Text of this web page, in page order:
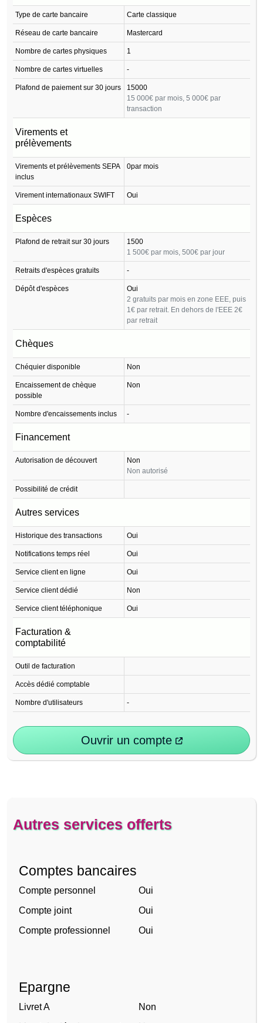
Type de carte bancaire Carte classique
Réseau de carte bancaire Mastercard
Nombre de cartes physiques 1
Nombre de cartes virtuelles -
Plafond de paiement sur 30 jours
15000
15 000€ par mois, 5 000€ par
transaction
Virements et
prélèvements
Virements et prélèvements SEPA
inclus
0par mois
Virement internationaux SWIFT Oui
Espèces
Plafond de retrait sur 30 jours
1500
1 500€ par mois, 500€ par jour
Retraits d'espèces gratuits -
Dépôt d'espèces
Oui
2 gratuits par mois en zone EEE, puis
1€ par retrait. En dehors de l'EEE 2€
par retrait
Chèques
Chéquier disponible Non
Encaissement de chèque
possible
Non
Nombre d'encaissements inclus -
Financement
Autorisation de découvert
Non
Non autorisé
Possibilité de crédit
Autres services
Historique des transactions Oui
Notifications temps réel Oui
Service client en ligne Oui
Service client dédié Non
Service client téléphonique Oui
Facturation &
comptabilité
Outil de facturation
Accès dédié comptable
Nombre d'utilisateurs -
Ouvrir un compte
Autres services offerts
Comptes bancaires
Compte personnel
Oui
Compte joint
Oui
Compte professionnel
Oui
Epargne
Livret A
Non